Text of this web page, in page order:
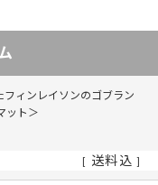
フィンレイソンのゴブラン
ット＞
送料込